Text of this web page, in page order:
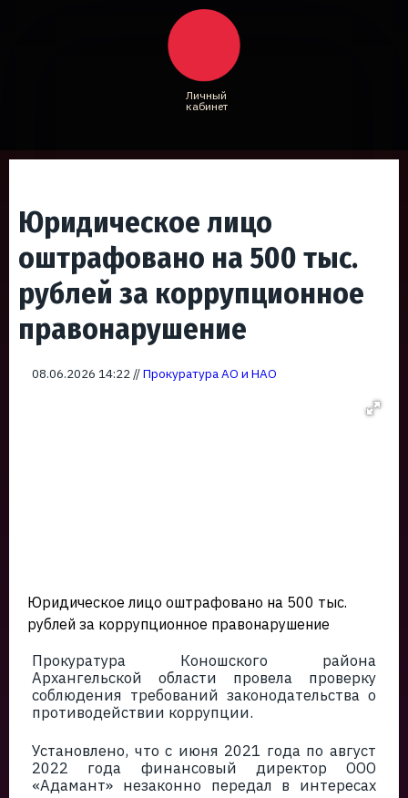
Личный
кабинет
Юридическое лицо
оштрафовано на 500 тыс.
рублей за коррупционное
правонарушение
08.06.2026 14:22 //Прокуратура АО и НАО
Юридическое лицо оштрафовано на 500 тыс.
рублей за коррупционное правонарушение
Прокуратура Коношского района
Архангельской области провела проверку
соблюдения требований законодательства о
противодействии коррупции.
Установлено, что с июня 2021 года по август
2022 года финансовый директор ООО
«Адамант» незаконно передал в интересах